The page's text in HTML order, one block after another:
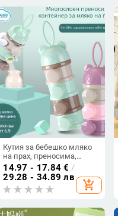
Кутия за бебешко мляко
на прах, преносима,
хранителна добавка,
бебешка опаковка, малка
кутия за ориз на прах,
запечатан резервоар за
прах
14.97 - 17.84 € /
29.28 - 34.89 лв
add_shopping_cart